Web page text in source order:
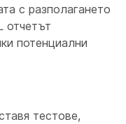
с разполагането
отчетът
потенциални
тестове,